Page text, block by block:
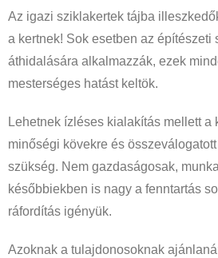
Az igazi sziklakertek tájba
a kertnek! Sok esetben az építészeti
áthidalására alkalmazzák, ezek
mesterséges hatást keltök.
Lehetnek ízléses kialakítás mellett a
minőségi kövekre és
szükség. Nem gazdaságosak,
későbbiekben is nagy a fenntartás
ráfordítás igényük.
Azoknak a tulajdonosoknak